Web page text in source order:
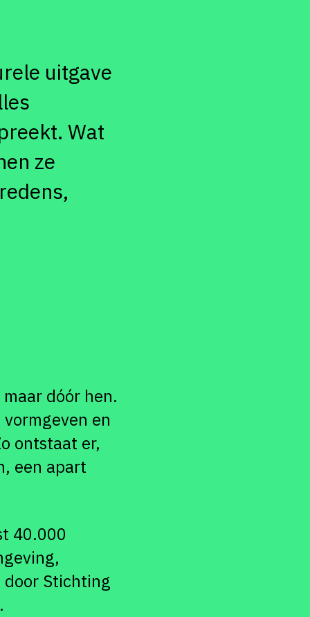
uitgave
Wat
ze
dóór hen.
en
ontstaat er,
een apart
40.000
Stichting